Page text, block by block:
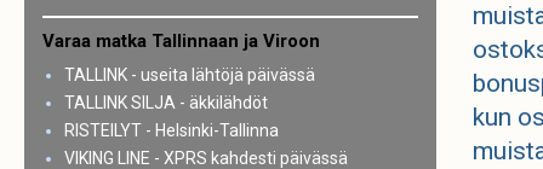
kun
Varaa matka Tallinnaan ja Viroon
TALLINK - useita lähtöjä päivässä
TALLINK SILJA - äkkilähdöt
RISTEILYT - Helsinki-Tallinna
VIKING LINE - XPRS kahdesti päivässä